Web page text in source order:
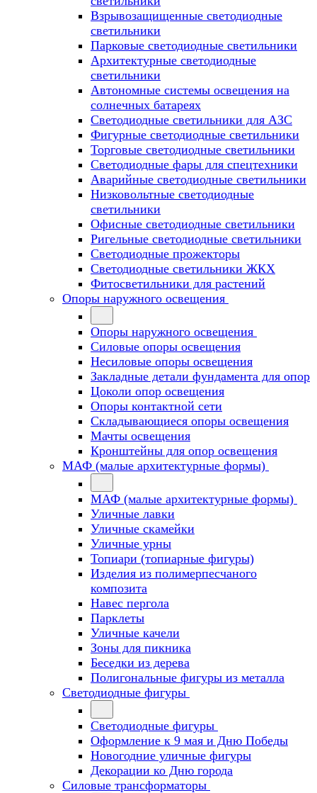
Взрывозащищенные светодиодные
светильники
Парковые светодиодные светильники
Архитектурные светодиодные
светильники
Автономные системы освещения на
солнечных батареях
Светодиодные светильники для АЗС
Фигурные светодиодные светильники
Торговые светодиодные светильники
Cветодиодные фары для спецтехники
Аварийные светодиодные светильники
Низковольтные светодиодные
светильники
Офисные светодиодные светильники
Ригельные светодиодные светильники
Светодиодные прожекторы
Светодиодные светильники ЖКХ
Фитосветильники для растений
Опоры наружного освещения
Опоры наружного освещения
Силовые опоры освещения
Несиловые опоры освещения
Закладные детали фундамента для опор
Цоколи опор освещения
Опоры контактной сети
Cкладывающиеся опоры освещения
Мачты освещения
Кронштейны для опор освещения
МАФ (малые архитектурные формы)
МАФ (малые архитектурные формы)
Уличные лавки
Уличные скамейки
Уличные урны
Топиари (топиарные фигуры)
Изделия из полимерпесчаного
композита
Навес пергола
Парклеты
Уличные качели
Зоны для пикника
Беседки из дерева
Полигональные фигуры из металла
Светодиодные фигуры
Светодиодные фигуры
Оформление к 9 мая и Дню Победы
Новогодние уличные фигуры
Декорации ко Дню города
Силовые трансформаторы